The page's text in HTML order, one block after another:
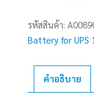
12V
CSB
รหัสสินค้า:
Battery for UPS
คำอธิบาย